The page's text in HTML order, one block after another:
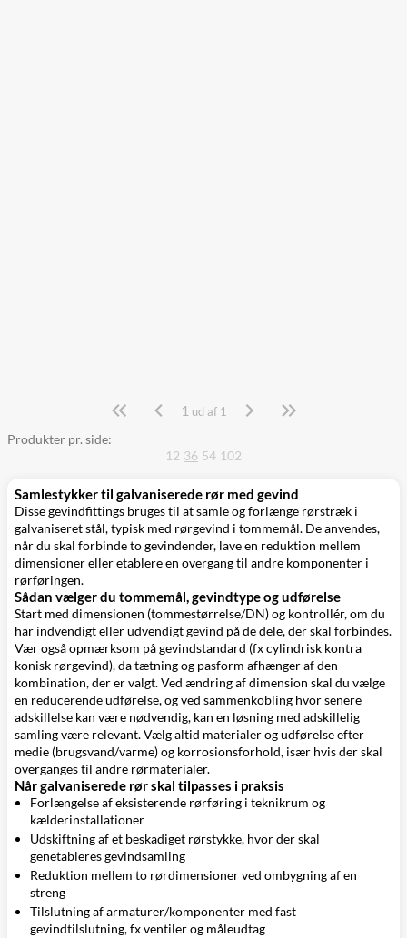
Side
1 ud af 1
Produkter pr. side:
12 36 54 102
Samlestykker til galvaniserede rør med gevind
Disse gevindfittings bruges til at samle og forlænge rørstræk i
galvaniseret stål, typisk med rørgevind i tommemål. De anvendes,
når du skal forbinde to gevindender, lave en reduktion mellem
dimensioner eller etablere en overgang til andre komponenter i
rørføringen.
Sådan vælger du tommemål, gevindtype og udførelse
Start med dimensionen (tommestørrelse/DN) og kontrollér, om du
har indvendigt eller udvendigt gevind på de dele, der skal forbindes.
Vær også opmærksom på gevindstandard (fx cylindrisk kontra
konisk rørgevind), da tætning og pasform afhænger af den
kombination, der er valgt. Ved ændring af dimension skal du vælge
en reducerende udførelse, og ved sammenkobling hvor senere
adskillelse kan være nødvendig, kan en løsning med adskillelig
samling være relevant. Vælg altid materialer og udførelse efter
medie (brugsvand/varme) og korrosionsforhold, især hvis der skal
overganges til andre rørmaterialer.
Når galvaniserede rør skal tilpasses i praksis
Forlængelse af eksisterende rørføring i teknikrum og
kælderinstallationer
Udskiftning af et beskadiget rørstykke, hvor der skal
genetableres gevindsamling
Reduktion mellem to rørdimensioner ved ombygning af en
streng
Tilslutning af armaturer/komponenter med fast
gevindtilslutning, fx ventiler og måleudtag